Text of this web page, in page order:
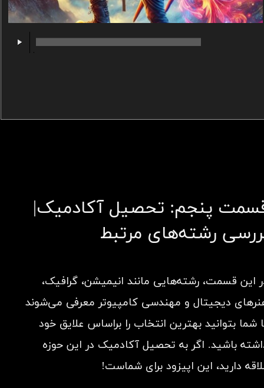
پنجم: تحصیل آکادمیک|
رشته‌های مرتبط
این قسمت، رشته‌هایی مانند انیمیشن، گرافیک،
دیجیتال و مهندسی کامپیوتر معرفی می‌شوند
شما بتوانید بهترین انتخاب را براساس علایق خود
باشید. اگر به تحصیل آکادمیک در این حوزه
دارید، این اپیزود برای شماست!